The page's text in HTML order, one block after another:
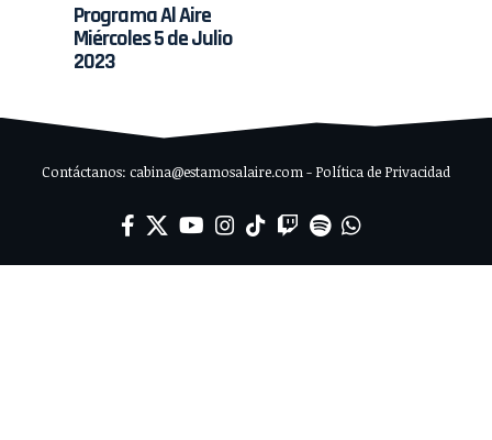
Programa Al Aire
Miércoles 5 de Julio
2023
Contáctanos: cabina@estamosalaire.com - Política de Privacidad